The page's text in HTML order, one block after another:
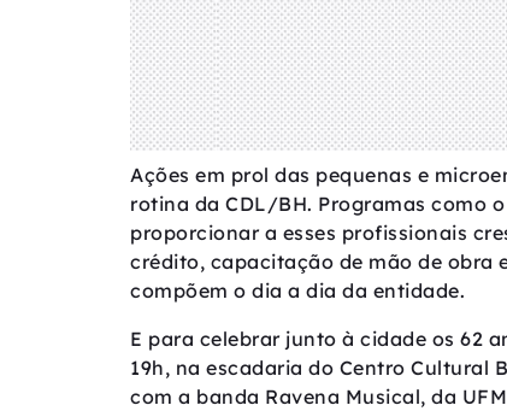
Ações em prol das pequenas e
rotina da CDL/BH. Programas como
proporcionar a esses profissionais
crédito, capacitação de mão de obra
compõem o dia a dia da entidade.
E para celebrar junto à cidade os 62
19h, na escadaria do Centro Cultural
com a banda Ravena Musical, da